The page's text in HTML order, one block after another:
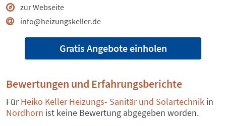
zur Webseite
info@heizungskeller.de
Gratis Angebote einholen
Bewertungen und Erfahrungsberichte
FürHeiko Keller Heizungs- Sanitär und Solartechnik in
Nordhorn ist keine Bewertung abgegeben worden.